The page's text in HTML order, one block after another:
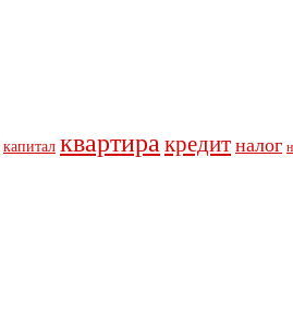
капитал квартиракредит налог